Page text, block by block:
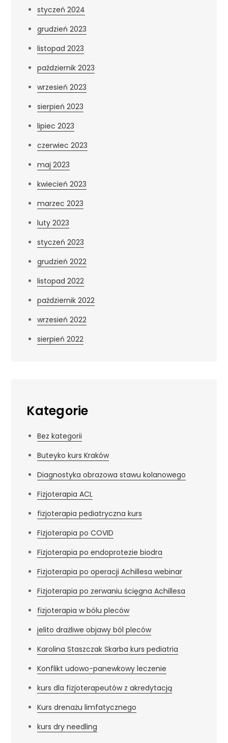
styczeń 2024
grudzień 2023
listopad 2023
październik 2023
wrzesień 2023
sierpień 2023
lipiec 2023
czerwiec 2023
maj 2023
kwiecień 2023
marzec 2023
luty 2023
styczeń 2023
grudzień 2022
listopad 2022
październik 2022
wrzesień 2022
sierpień 2022
Kategorie
Bez kategorii
Buteyko kurs Kraków
Diagnostyka obrazowa stawu kolanowego
Fizjoterapia ACL
fizjoterapia pediatryczna kurs
Fizjoterapia po COVID
Fizjoterapia po endoprotezie biodra
Fizjoterapia po operacji Achillesa webinar
Fizjoterapia po zerwaniu ścięgna Achillesa
fizjoterapia w bólu pleców
jelito drażliwe objawy ból pleców
Karolina Staszczak Skarba kurs pediatria
Konflikt udowo-panewkowy leczenie
kurs dla fizjoterapeutów z akredytacją
Kurs drenażu limfatycznego
kurs dry needling